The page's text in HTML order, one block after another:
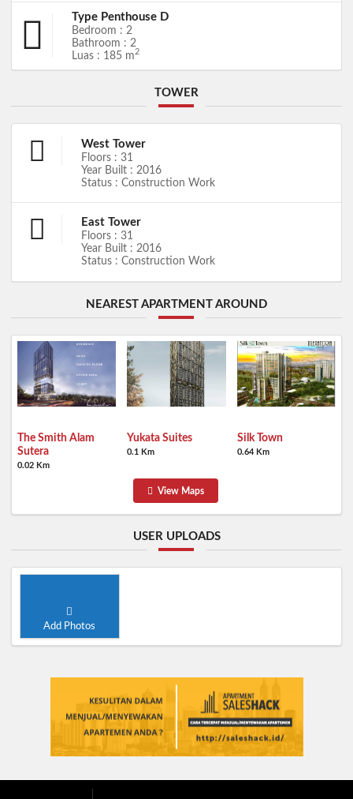
Type Penthouse D
Bedroom : 2
Bathroom : 2
Luas : 185 m2
TOWER
West Tower
Floors : 31
Year Built : 2016
Status : Construction Work
East Tower
Floors : 31
Year Built : 2016
Status : Construction Work
NEAREST APARTMENT AROUND
The Smith Alam
Sutera
0.02 Km
Yukata Suites
0.1 Km
Silk Town
0.64 Km
View Maps
USER UPLOADS
Add Photos